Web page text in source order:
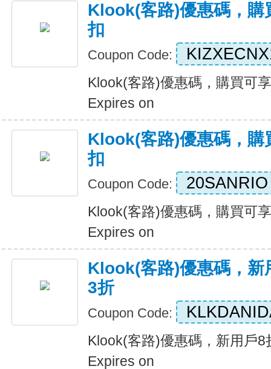
Klook(客路)優惠碼，購
扣
Coupon Code:
Klook(客路)優惠碼，購買可
Expires on
Klook(客路)優惠碼，購
扣
Coupon Code: 20SANRIO
Klook(客路)優惠碼，購買可
Expires on
Klook(客路)優惠碼，新
3折
Coupon Code:
Klook(客路)優惠碼，新用戶8
Expires on